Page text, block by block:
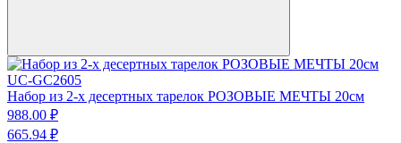
UC-GC2605
Набор из 2-х десертных тарелок РОЗОВЫЕ МЕЧТЫ 20см
988.00 ₽
665.94 ₽